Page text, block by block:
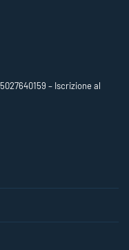
– Iscrizione al